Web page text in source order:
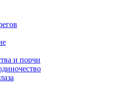
и порчи